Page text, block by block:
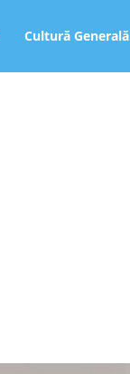
Cultură Generală